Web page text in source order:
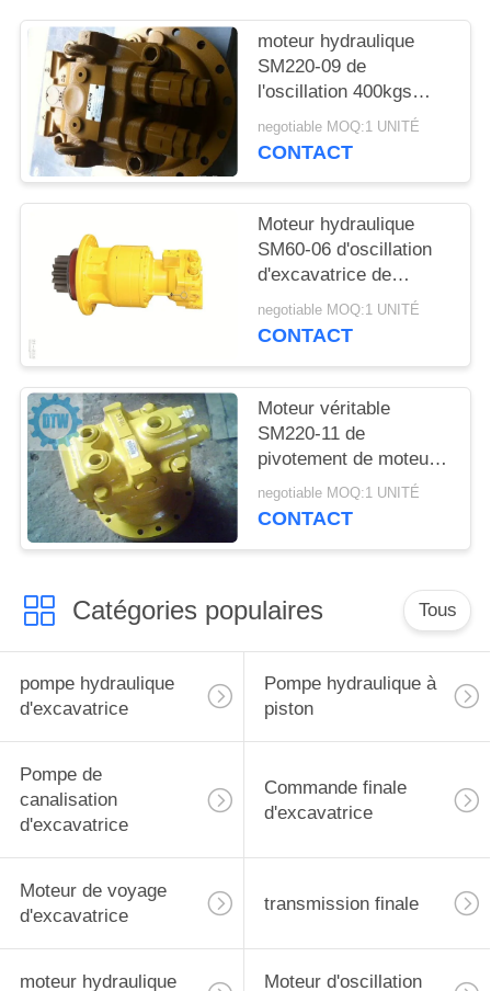
PLAN
DU
SITE
PRIVACY
POLICY
moteur hydraulique
SM220-09 de
l'oscillation 400kgs
pour l'excavatrice de
Hyundai R290-5 R290-
negotiable MOQ:1 UNITÉ
CONTACT
Moteur hydraulique
SM60-06 d'oscillation
d'excavatrice de
Hitachi EX120-2
EX120-5 avec la boîte
negotiable MOQ:1 UNITÉ
CONTACT
Moteur véritable
SM220-11 de
pivotement de moteur
d'oscillation
d'excavatrice de
negotiable MOQ:1 UNITÉ
CONTACT
Catégories populaires Tous
pompe hydraulique
d'excavatrice
Pompe hydraulique à
piston
Pompe de
canalisation
d'excavatrice
Commande finale
d'excavatrice
Moteur de voyage
d'excavatrice
transmission finale
moteur hydraulique Moteur d'oscillation